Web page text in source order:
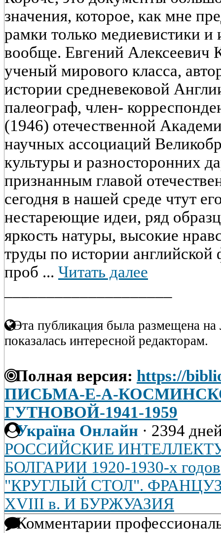
значения, которое, как мне
рамки только медиевистики и
вообще. Евгений Алексеевич
ученый мирового класса,
истории средневековой
палеограф, член-
(1946) отечественной
научных ассоциаций
культуры и разносторонних
признанным главой
сегодня в нашей среде чтут
нестареющие идеи, ряд
яркость натуры, высокие
труды по истории английской
проб ... Читать далее
Эта публикация была размещена на
показалась интересной редакторам.
Полная версия: https://
ПИСЬМА-Е-А-
ГУТНОВОЙ-1941-1959
Україна Онлайн · 2394
РОССИЙСКИЕ
БОЛГАРИИ 1920-1930-х годов
"КРУГЛЫЙ СТОЛ".
XVIII в. И БУРЖУАЗИЯ
Комментарии